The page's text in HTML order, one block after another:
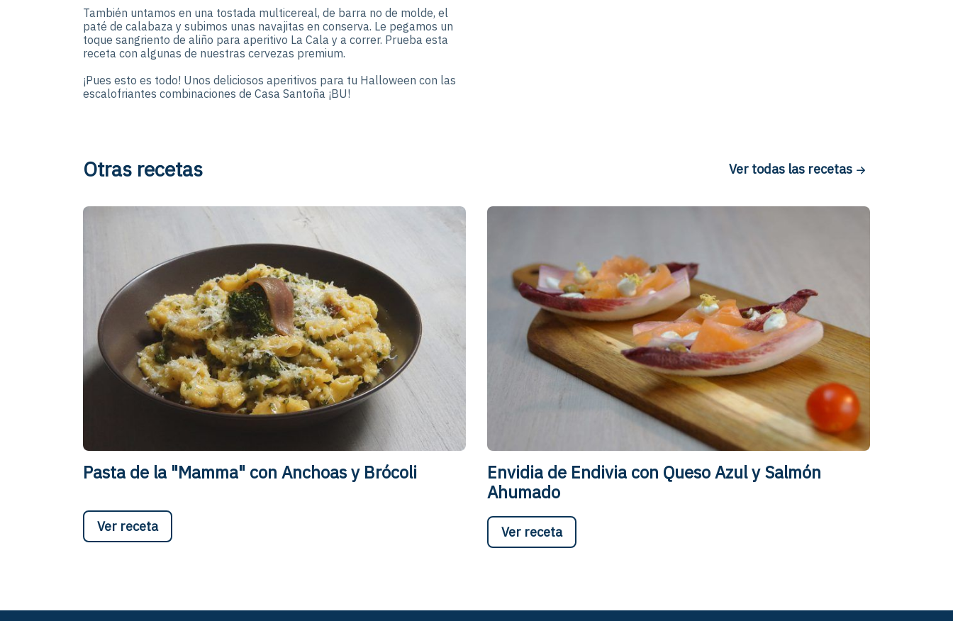
También untamos en una tostada multicereal, de barra no de molde, el
paté de calabaza y subimos unas navajitas en conserva. Le pegamos un
toque sangriento de aliño para aperitivo La Cala y a correr. Prueba esta
receta con algunas de nuestras cervezas premium.
¡Pues esto es todo! Unos deliciosos aperitivos para tu Halloween con las
escalofriantes combinaciones de Casa Santoña ¡BU!
Otras recetas Ver todas las recetas
Pasta de la "Mamma" con Anchoas y Brócoli
Ver receta
Envidia de Endivia con Queso Azul y Salmón
Ahumado
Ver receta